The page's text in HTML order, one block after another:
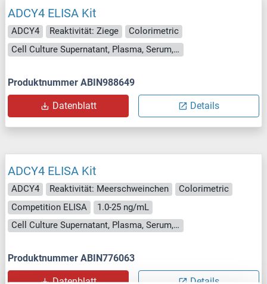
ADCY4 ELISA Kit
ADCY4 Reaktivität: Ziege
Colorimetric
Cell Culture Supernatant, Plasma, Serum, Tissue Homogenate
Produktnummer ABIN988649
Datenblatt Details
ADCY4 ELISA Kit
ADCY4 Reaktivität: Meerschweinchen
Colorimetric
Competition ELISA
1.0-25 ng/mL
Cell Culture Supernatant, Plasma, Serum, Tissue Homogenate
Produktnummer ABIN776063
Datenblatt Details